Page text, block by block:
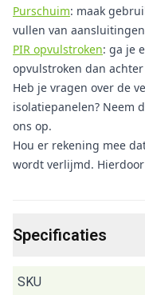
Purschuim: maak
vullen van
PIR opvulstroken: ga je
opvulstroken dan
Heb je vragen over de
isolatiepanelen? Neem
ons op.
Hou er rekening mee
wordt verlijmd.
Specificaties
SKU